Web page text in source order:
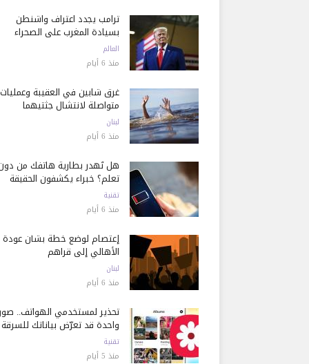
ترامب يجدد اعتراف واشنطن
بسيادة المغرب على الصحراء
العالم
منذ 6 أيام
غرق شابين في العقيبة وعمليات
متواصلة لانتشال جثتيهما
لبنان
منذ 6 أيام
هل تُهدر بطارية هاتفك من
تعلم؟ خبراء يكشفون الحقيقة
تقنية
منذ 6 أيام
إعتصام لوضع خطة بشأن عودة
الأهالي إلى قراهم
لبنان
منذ 6 أيام
تحذير لمستخدمي الهواتف..
واحدة قد تعرّض بياناتك للسرقة
تقنية
منذ 5 أيام